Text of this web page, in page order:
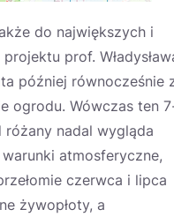
do największych i
prof.
później równocześnie
ogrodu. Wówczas ten
nadal wygląda
atmosferyczne,
czerwca i lipca
żywopłoty, a